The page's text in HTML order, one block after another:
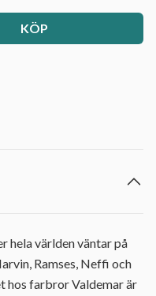
KÖP
hela världen väntar på
Ramses, Neffi och
hos farbror Valdemar är